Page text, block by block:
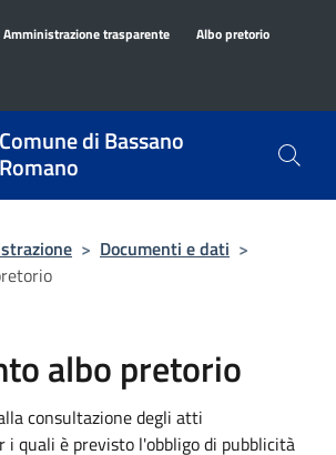
Amministrazione trasparente Albo pretorio
Comune di Bassano
Romano
> Documenti e dati >
albo pretorio
consultazione degli atti
quali è previsto l'obbligo di pubblicità